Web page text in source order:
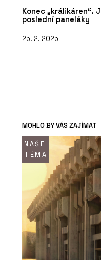
Konec „králikáren“.
poslední paneláky
25. 2. 2025
MOHLO BY VÁS ZAJÍMAT
NAŠE
TÉMA